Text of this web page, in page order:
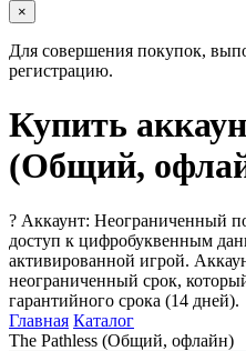
×
Для совершения покупок,
регистрацию.
Купить
(Общий,
? Аккаунт: Неограниченный
доступ к цифробуквенным
активированной игрой.
неограниченный срок,
гарантийного срока (14 дней).
Главная Каталог
The Pathless (Общий, офлайн)